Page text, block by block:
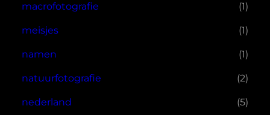
macrofotografie (1)
meisjes (1)
namen (1)
natuurfotografie (2)
nederland (5)